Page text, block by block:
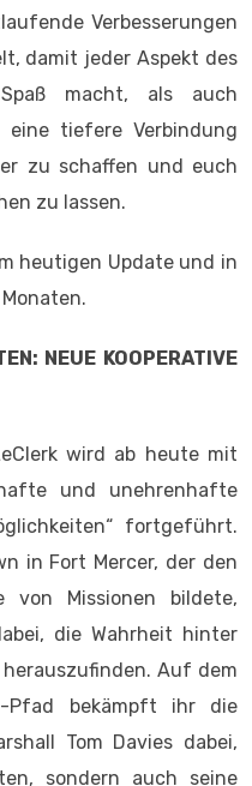
Verbesserungen
damit jeder Aspekt des
macht, als auch
eine tiefere Verbindung
zu schaffen und euch
zu lassen.
heutigen Update und in
NEUE KOOPERATIVE
wird ab heute mit
und unehrenhafte
fortgeführt.
in Fort Mercer, der den
von Missionen bildete,
die Wahrheit hinter
Auf dem
Pfad bekämpft ihr die
Tom Davies dabei,
sondern auch seine